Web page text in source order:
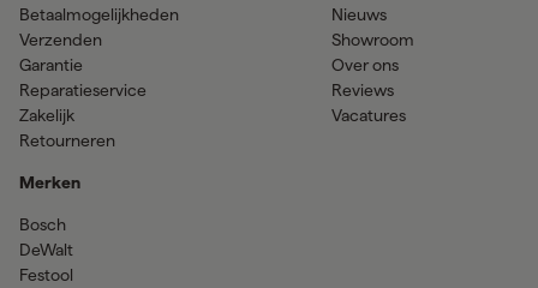
Betaalmogelijkheden
Verzenden
Garantie
Reparatieservice
Zakelijk
Retourneren
Merken
Bosch
DeWalt
Festool
Nieuws
Showroom
Over ons
Reviews
Vacatures